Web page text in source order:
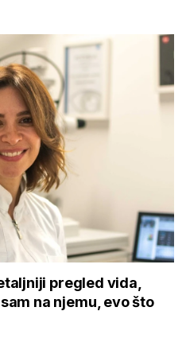
pregled vida,
na njemu, evo što